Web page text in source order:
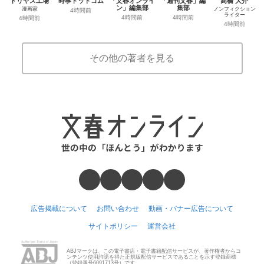
漫画家
4時間前
4時間前
ン」編集部
4時間前
集部
4時間前
ノンフィクション
ライター
4時間前
その他の著者を見る
広告掲載について お問い合わせ 動画・バナー広告について
サイトポリシー 運営会社
ABJマークは、この電子書店・電子書籍配信サービスが、著作権者からコ
ンテンツ使用許諾を得た正規版配信サービスであることを示す登録商標